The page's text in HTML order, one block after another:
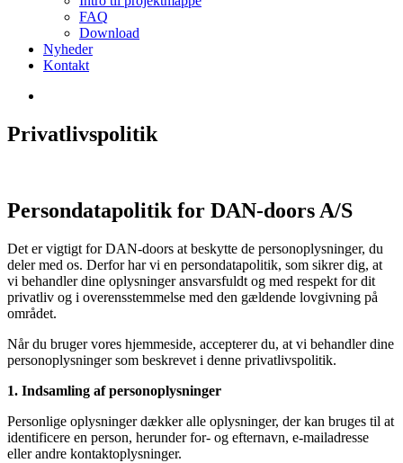
FAQ
Download
Nyheder
Kontakt
Privatlivspolitik
Persondatapolitik for DAN-doors A/S
Det er vigtigt for DAN-doors at beskytte de personoplysninger, du
deler med os. Derfor har vi en persondatapolitik, som sikrer dig, at
vi behandler dine oplysninger ansvarsfuldt og med respekt for dit
privatliv og i overensstemmelse med den gældende lovgivning på
området.
Når du bruger vores hjemmeside, accepterer du, at vi behandler dine
personoplysninger som beskrevet i denne privatlivspolitik.
1. Indsamling af personoplysninger
Personlige oplysninger dækker alle oplysninger, der kan bruges til at
identificere en person, herunder for- og efternavn, e-mailadresse
eller andre kontaktoplysninger.